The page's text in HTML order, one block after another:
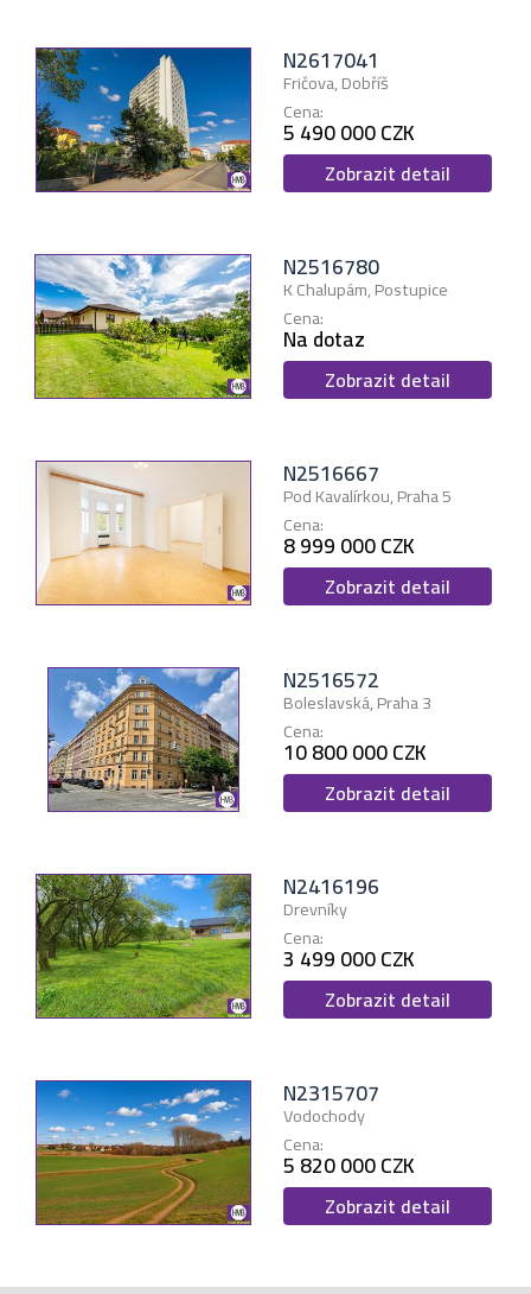
N2617041
Fričova, Dobříš
Cena:
5 490 000 CZK
Zobrazit detail
N2516780
K Chalupám, Postupice
Cena:
Na dotaz
Zobrazit detail
N2516667
Pod Kavalírkou, Praha 5
Cena:
8 999 000 CZK
Zobrazit detail
N2516572
Boleslavská, Praha 3
Cena:
10 800 000 CZK
Zobrazit detail
N2416196
Drevníky
Cena:
3 499 000 CZK
Zobrazit detail
N2315707
Vodochody
Cena:
5 820 000 CZK
Zobrazit detail